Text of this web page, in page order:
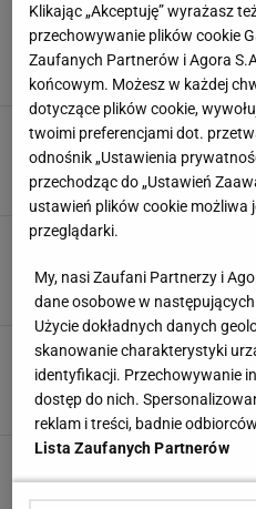
Polska
"Naraził się na
Szymon
chować Leona.
SUBSKRYPCJA
Agnieszka
zaskoczeni.
SUBSKRYPCJA
Tak Grbić
powtarzać.
Klikając „Akceptuję” wyrażasz
przechowywanie plików cookie
Zaufanych Partnerów i Agora
końcowym. Możesz w każdej
dotyczące plików cookie,
twoimi preferencjami dot.
odnośnik „Ustawienia
przechodząc do „Ustawień
ustawień plików cookie możliwa
przeglądarki.
My, nasi Zaufani Partnerzy i
dane osobowe w
Użycie dokładnych danych
skanowanie charakterystyki
identyfikacji. Przechowywanie
dostęp do nich.
reklam i treści, badnie
Lista Zaufanych Partnerów